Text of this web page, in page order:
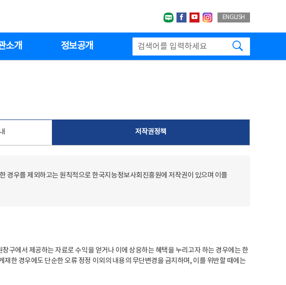
네이버블로그
페이스북
유투브인스타그랩
ENGLISH
소개 정보공개
저작권정책
경우를 제외하고는 원칙적으로 한국지능정보사회진흥원에 저작권이 있으며 이를
구에서 제공하는 자료로 수익을 얻거나 이에 상응하는 혜택을 누리고자 하는 경우에는 한
한 경우에도 단순한 오류 정정 이외의 내용의 무단변경을 금지하며, 이를 위반할 때에는